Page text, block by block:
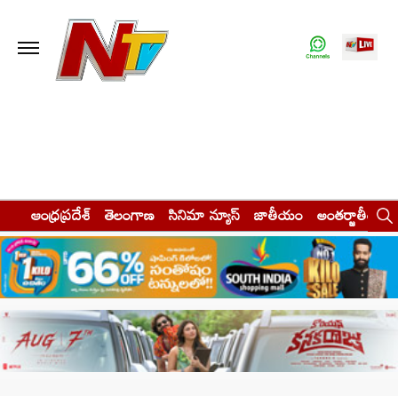
ఆంధ్రప్రదేశ్ తెలంగాణ సినిమా న్యూస్ జాతీయం అంతర్జాతీయం